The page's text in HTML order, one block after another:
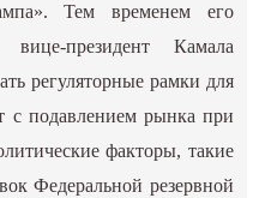
Тем временем его
вице-президент Камала
регуляторные рамки для
с подавлением рынка при
факторы, такие
Федеральной резервной